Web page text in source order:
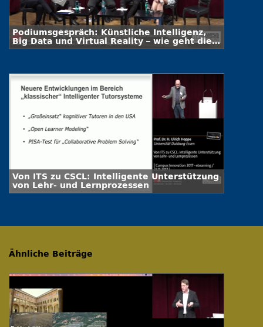
Podiumsgespräch: Künstliche Intelligenz,
Big Data und Virtual Reality – wie geht die
Wissenschaft mit ihrer neuen
Von ITS zu CSCL: Intelligente Unterstützung
von Lehr- und Lernprozessen
Ähnliche Beiträge